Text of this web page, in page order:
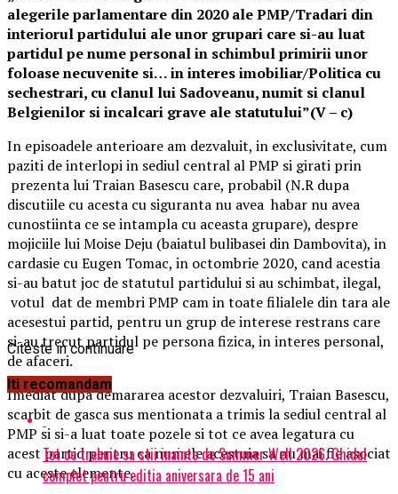
alegerile parlamentare din 2020 ale PMP/Tradari din
interiorul partidului ale unor grupari care si-au luat
partidul pe nume personal in schimbul primirii unor
foloase necuvenite si… in interes imobiliar/Politica cu
sechestrari, cu clanul lui Sadoveanu, numit si clanul
Belgienilor si incalcari grave ale statutului”(V – c)
In episoadele anterioare am dezvaluit, in exclusivitate, cum
paziti de interlopi in sediul central al PMP si girati prin
prezenta lui Traian Basescu care, probabil (N.R dupa
discutiile cu acesta cu siguranta nu avea habar nu avea
cunostiinta ce se intampla cu aceasta grupare), despre
mojiciile lui Moise Deju (baiatul bulibasei din Dambovita), in
cardasie cu Eugen Tomac, in octombrie 2020, cand acestia
si-au batut joc de statutul partidului si au schimbat, ilegal,
votul dat de membri PMP cam in toate filialele din tara ale
acesestui partid, pentru un grup de interese restrans care
si-au trecut partidul pe persona fizica, in interes personal,
de afaceri.
Imediat dupa demararea acestor dezvaluiri, Traian Basescu,
scarbit de gasca sus mentionata a trimis la sediul central al
PMP si si-a luat toate pozele si tot ce avea legatura cu
acest partid pentru ca numele acestuia sa nu mai fie asociat
cu aceste elemente.
Citeste in continuare
Iti recomandam
Tot ce trebuie sa stii inainte de Summer Well 2026. Ghidul
complet pentru editia aniversara de 15 ani